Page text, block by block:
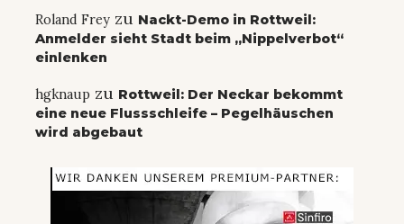
Roland Frey zu Nackt-Demo in Rottweil:
Anmelder sieht Stadt beim „Nippelverbot“
einlenken
hgknaup zu Rottweil: Der Neckar bekommt
eine neue Flussschleife – Pegelhäuschen
wird abgebaut